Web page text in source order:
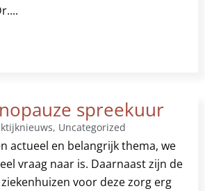
spreekuur
, Uncategorized
actueel en belangrijk thema, we
vraag naar is. Daarnaast zijn de
voor deze zorg erg